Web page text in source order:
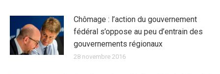
Chômage : l’action du gouvernement
fédéral s’oppose au peu d’entrain des
gouvernements régionaux
28 novembre 2016